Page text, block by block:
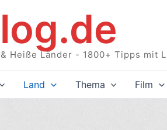
Heiße Länder - 1800+ Tipps mit
Land Thema Film